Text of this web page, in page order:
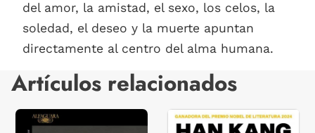
del amor, la amistad, el sexo, los celos, la
soledad, el deseo y la muerte apuntan
directamente al centro del alma humana.
Artículos relacionados